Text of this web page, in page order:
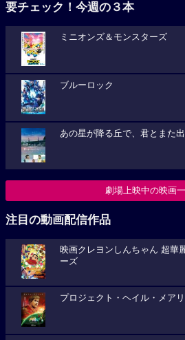
要チェック！今週の３本
ミニオンズ＆モンスターズ
ブルーロック
あの星が降る丘で、君とまた出
劇場上映中の映画
注目の動画配信作品
映画クレヨンしんちゃん 超華
ーズ
プロジェクト・ヘイル・メア